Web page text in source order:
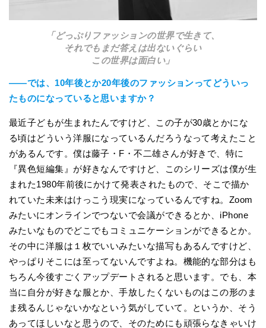
「どっぷりファッションの世界で生きて、
それでもまだ答えは出ないぐらい
この世界は面白い」
――では、10年後とか20年後のファッションってどういっ
たものになっていると思いますか？
最近子どもが生まれたんですけど、この子が30歳とかにな
る頃はどういう洋服になっているんだろうなって考えたこと
があるんです。僕は藤子・F・不二雄さんが好きで、特に
『異色短編集』が好きなんですけど、このシリーズは僕が生
まれた1980年前後にかけて発表されたもので、そこで描か
れていた未来はけっこう現実になっているんですね。Zoom
みたいにオンラインでつないで会議ができるとか、iPhone
みたいなものでどこでもコミュニケーションができるとか。
その中に洋服は１枚でいいみたいな描写もあるんですけど、
やっぱりそこには至ってないんですよね。機能的な部分はも
ちろん今後すごくアップデートされると思います。でも、本
当に自分が好きな服とか、手放したくないものはこの形のま
ま残るんじゃないかなという気がしていて。というか、そう
あってほしいなと思うので、そのためにも頑張らなきゃいけ